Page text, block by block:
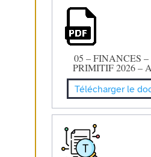
05 – FINANCES
PRIMITIF 2026 –
Télécharger le